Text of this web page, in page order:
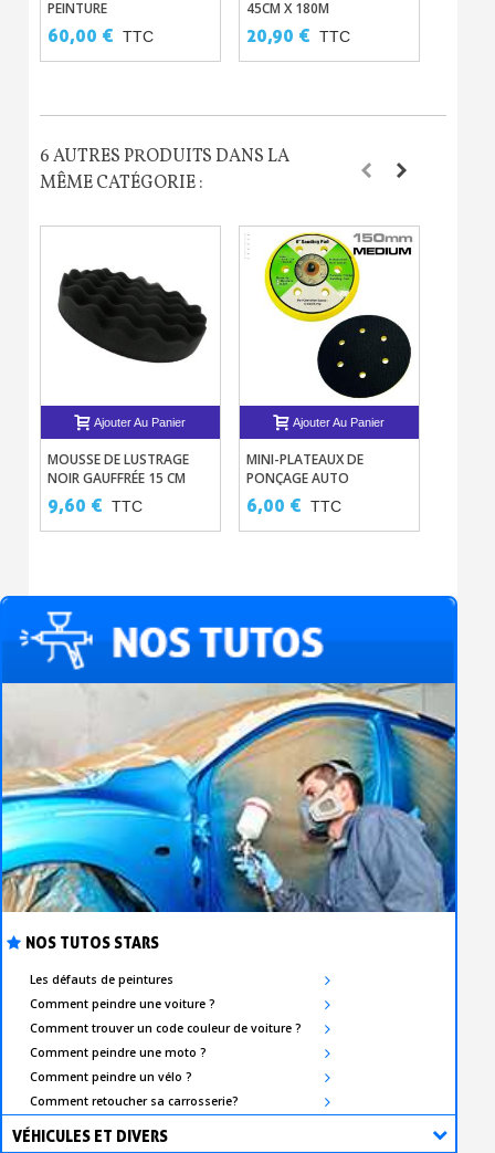
NOS TUTOS STARS
Les défauts de peintures
Comment peindre une voiture ?
Comment trouver un code couleur de voiture ?
Comment peindre une moto ?
Comment peindre un vélo ?
Comment retoucher sa carrosserie?
VÉHICULES ET DIVERS
PEINTURE
60,00 € TTC
45CM X 180M
20,90 € TTC
6 AUTRES PRODUITS DANS LA
MÊME CATÉGORIE :
Ajouter Au Panier
MOUSSE DE LUSTRAGE
NOIR GAUFFRÉE 15 CM
9,60 € TTC
Ajouter Au Panier
MINI-PLATEAUX DE
PONÇAGE AUTO
AGRIPPANT VELCRO 50, 75
ET 150 MM
6,00 € TTC